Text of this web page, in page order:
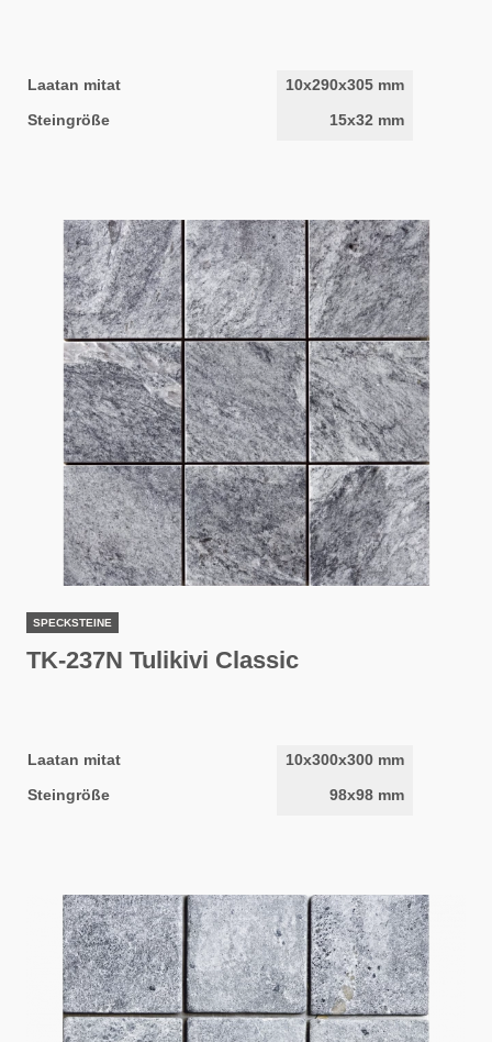
Laatan mitat
10x290x305 mm
Steingröße
15x32 mm
SPECKSTEINE
TK-237N Tulikivi Classic
Laatan mitat
10x300x300 mm
Steingröße
98x98 mm